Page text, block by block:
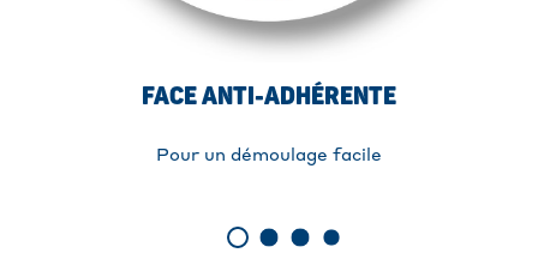
FACE ANTI-ADHÉRENTE
Pour un démoulage facile